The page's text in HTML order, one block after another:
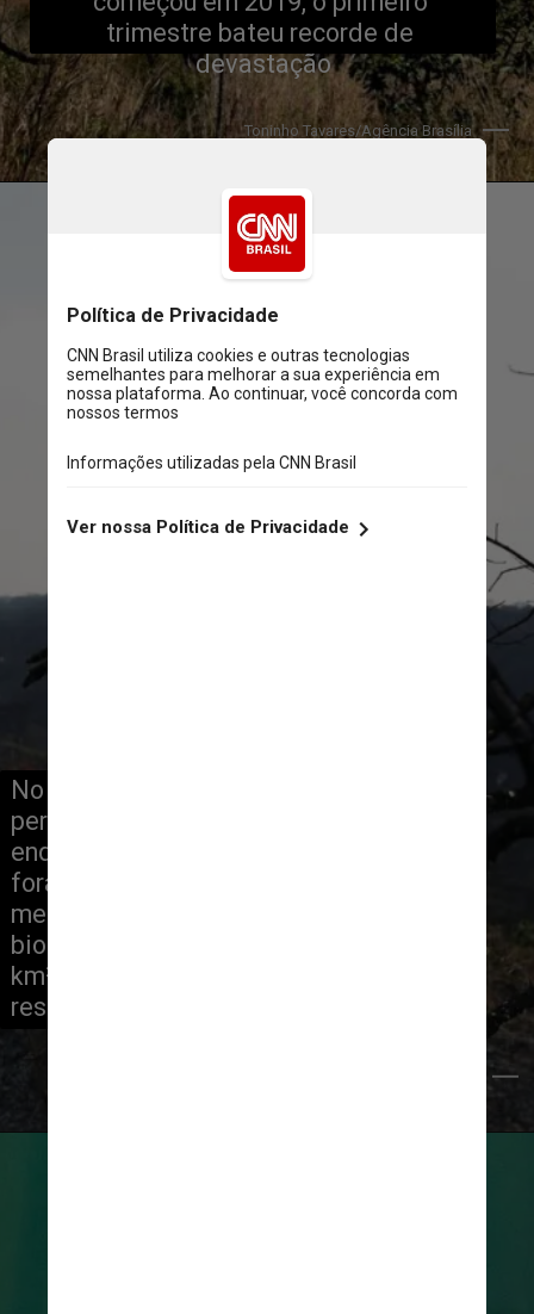
trimestre bateu recorde de
devastação
Toninho Tavares/Agência Brasília
No Cerrado, 1.357 km² foram
perdidos entre janeiro e março,
enquanto na Floresta Amazônica
foram 844 km² desmatados no
mesmo período. Em março, os
biomas registraram 357 km² e 356
km² de desmatamento,
respectivamente